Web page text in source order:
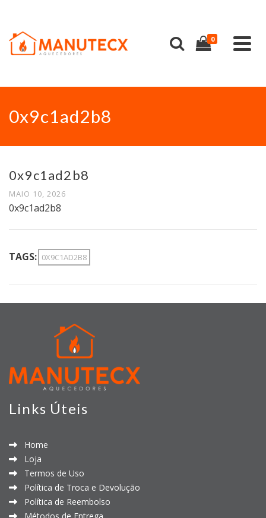
0
0x9c1ad2b8
0x9c1ad2b8
MAIO 10, 2026
0x9c1ad2b8
TAGS: 0X9C1AD2B8
Links Úteis
Home
Loja
Termos de Uso
Política de Troca e Devolução
Política de Reembolso